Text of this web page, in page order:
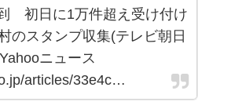
初日に1万件超え受け付け
スタンプ収集(テレビ朝日
ニュース
articles/33e4c…